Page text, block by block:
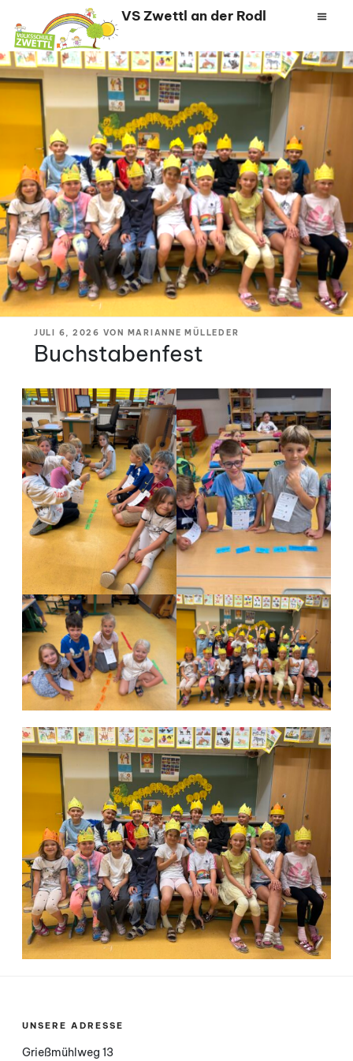
Inhalt
springen
VS Zwettl an der Rodl
VERÖFFENTLICHT
JULI 6, 2026 VON MARIANNE MÜLLEDER
Buchstabenfest
UNSERE ADRESSE
Grießmühlweg 13